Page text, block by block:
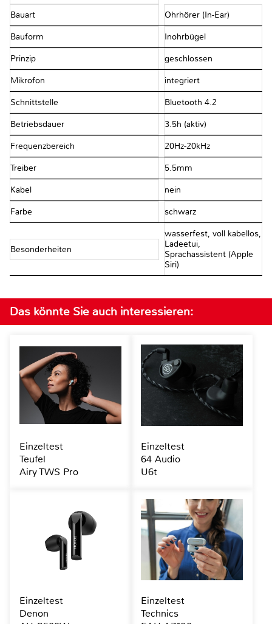
Bauart Ohrhörer (In-Ear)
Bauform Inohrbügel
Prinzip geschlossen
Mikrofon integriert
Schnittstelle Bluetooth 4.2
Betriebsdauer 3.5h (aktiv)
Frequenzbereich 20Hz-20kHz
Treiber 5.5mm
Kabel nein
Farbe schwarz
Besonderheiten
wasserfest, voll kabellos,
Ladeetui,
Sprachassistent (Apple
Siri)
Das könnte Sie auch interessieren:
Einzeltest
Teufel
Airy TWS Pro
Einzeltest
64 Audio
U6t
Einzeltest
Denon
Einzeltest
Technics